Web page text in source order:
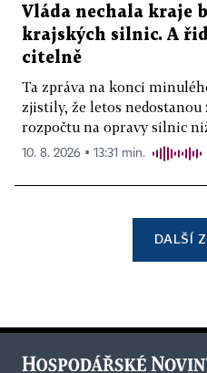
Vláda nechala kraje
krajských silnic. A
citelně
Ta zpráva na konci
zjistily, že letos
rozpočtu na opravy silnic
10. 8. 2026 ▪ 13:31 min.
DALŠÍ